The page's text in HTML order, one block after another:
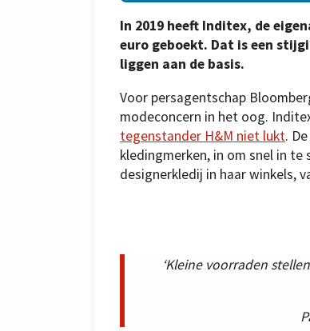
In 2019 heeft Inditex, de
euro geboekt. Dat is een
liggen aan de basis.
Voor persagentschap
modeconcern in het oog.
tegenstander H&M niet lukt.
kledingmerken, in om snel in
designerkledij in haar winkels,
‘Kleine voorraden